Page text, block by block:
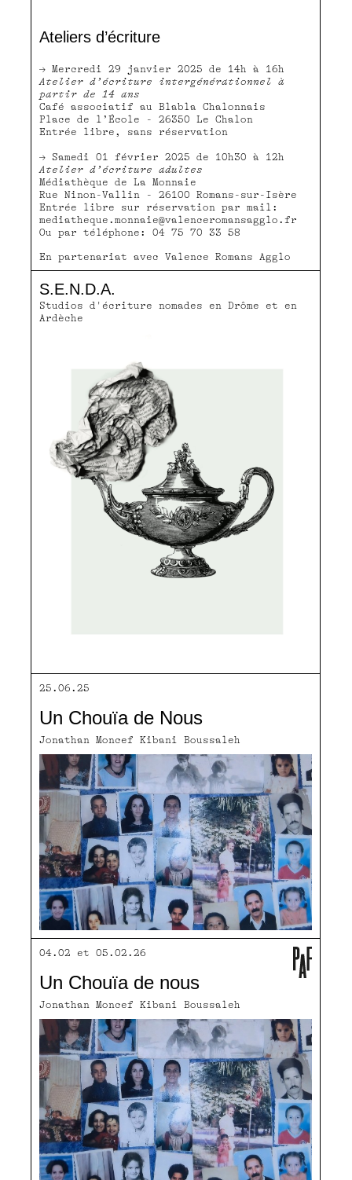
Ateliers d’écriture
Mercredi 29 janvier 2025 de 14h à 16h
Atelier d’écriture intergénérationnel à
partir de 14 ans
Café associatif au Blabla Chalonnais
Place de l’École - 26350 Le Chalon
Entrée libre, sans réservation
Samedi 01 février 2025 de 10h30 à 12h
Atelier d’écriture adultes
Médiathèque de La Monnaie
Rue Ninon-Vallin - 26100 Romans-sur-Isère
Entrée libre sur réservation par mail:
mediatheque.monnaie@valenceromansagglo.fr
Ou par téléphone: 04 75 70 33 58
En partenariat avec Valence Romans Agglo
S.E.N.D.A.
Studios d'écriture nomades en Drôme et en
Ardèche
25.06.25
Un Chouïa de Nous
Jonathan Moncef Kibani Boussaleh
04.02 et 05.02.26
Un Chouïa de nous
Jonathan Moncef Kibani Boussaleh